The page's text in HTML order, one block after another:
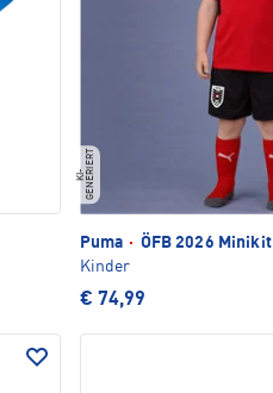
K
I
-
G
E
N
E
R
I
E
RT
Puma · ÖFB 2026
Kinder
€ 74,99